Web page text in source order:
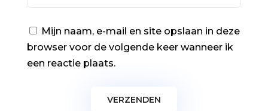
Mijn naam, e-mail en site opslaan in deze
browser voor de volgende keer wanneer ik
een reactie plaats.